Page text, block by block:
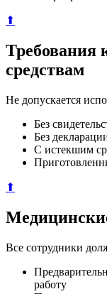
⬆
Требования
средствам
Не допускается
Без
Без
С истекшим
⬆
Все сотрудники
работу